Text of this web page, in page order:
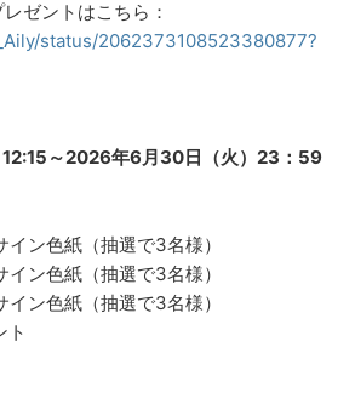
ゼントはこちら：
status/2062373108523380877?
～2026年6月30日（火）23：59
イン色紙（抽選で3名様）
ン色紙（抽選で3名様）
ン色紙（抽選で3名様）
ト